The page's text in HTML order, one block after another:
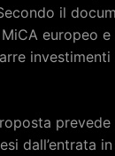
il
europeo
dall’entrata